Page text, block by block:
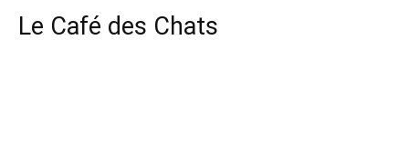
Le Café des Chats